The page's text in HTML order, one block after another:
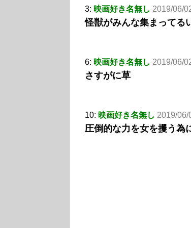
3: 映画好き名無し 2019/06/
怪獣がみんな集まってる
6: 映画好き名無し 2019/06/
さすがに草
10: 映画好き名無し 2019/06/
圧倒的な力を女を攫う為